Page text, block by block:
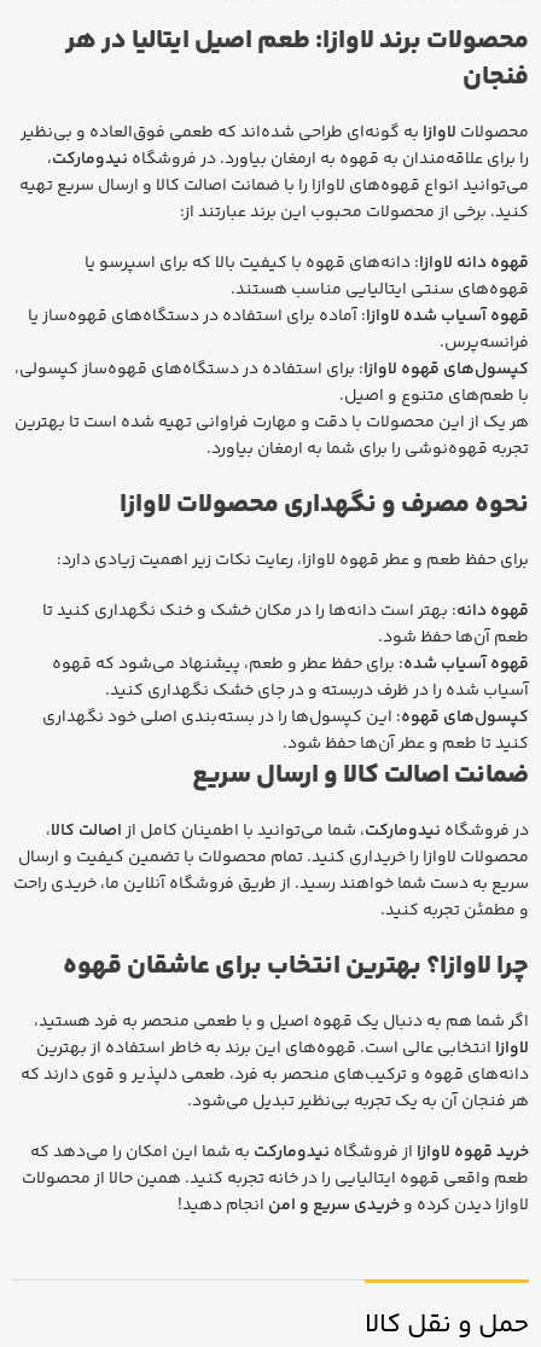
محصولات برند لاوازا: طعم اصیل ایتالیا در هر
فنجان
محصولات لاوازا به گونه‌ای طراحی شده‌اند که طعمی فوق‌العاده و بی‌نظیر
را برای علاقه‌مندان به قهوه به ارمغان بیاورد. در فروشگاه نیدومارکت،
می‌توانید انواع قهوه‌های لاوازا را با ضمانت اصالت کالا و ارسال سریع تهیه
کنید. برخی از محصولات محبوب این برند عبارتند از:
قهوه دانه لاوازا: دانه‌های قهوه با کیفیت بالا که برای اسپرسو یا
قهوه‌های سنتی ایتالیایی مناسب هستند.
قهوه آسیاب شده لاوازا: آماده برای استفاده در دستگاه‌های قهوه‌ساز یا
فرانسه‌پرس.
کپسول‌های قهوه لاوازا: برای استفاده در دستگاه‌های قهوه‌ساز کپسولی،
با طعم‌های متنوع و اصیل.
هر یک از این محصولات با دقت و مهارت فراوانی تهیه شده است تا بهترین
تجربه قهوه‌نوشی را برای شما به ارمغان بیاورد.
نحوه مصرف و نگهداری محصولات لاوازا
برای حفظ طعم و عطر قهوه لاوازا، رعایت نکات زیر اهمیت زیادی دارد:
قهوه دانه: بهتر است دانه‌ها را در مکان خشک و خنک نگهداری کنید تا
طعم آن‌ها حفظ شود.
قهوه آسیاب شده: برای حفظ عطر و طعم، پیشنهاد می‌شود که قهوه
آسیاب شده را در ظرف دربسته و در جای خشک نگهداری کنید.
کپسول‌های قهوه: این کپسول‌ها را در بسته‌بندی اصلی خود نگهداری
کنید تا طعم و عطر آن‌ها حفظ شود.
ضمانت اصالت کالا و ارسال سریع
در فروشگاه نیدومارکت، شما می‌توانید با اطمینان کامل ازاصالت کالا،
محصولات لاوازا را خریداری کنید. تمام محصولات با تضمین کیفیت و ارسال
سریع به دست شما خواهند رسید. از طریق فروشگاه آنلاین ما، خریدی راحت
و مطمئن تجربه کنید.
چرا لاوازا؟ بهترین انتخاب برای عاشقان قهوه
اگر شما هم به دنبال یک قهوه اصیل و با طعمی منحصر به فرد هستید،
لاوازا انتخابی عالی است. قهوه‌های این برند به خاطر استفاده از بهترین
دانه‌های قهوه و ترکیب‌های منحصر به فرد، طعمی دلپذیر و قوی دارند که
هر فنجان آن به یک تجربه بی‌نظیر تبدیل می‌شود.
خرید قهوه لاوازا از فروشگاه نیدومارکت به شما این امکان را می‌دهد که
طعم واقعی قهوه ایتالیایی را در خانه تجربه کنید. همین حالا از محصولات
لاوازا دیدن کرده وخریدی سریع و امن انجام دهید!
حمل و نقل کالا